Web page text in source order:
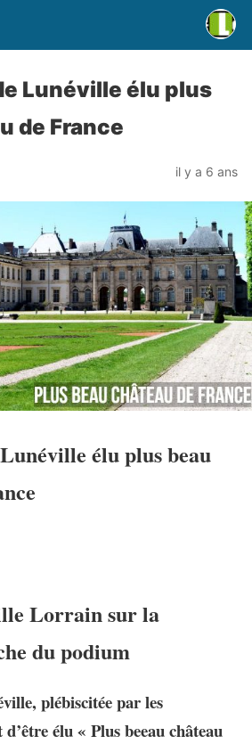
Lunéville élu plus
de France
il y a 6 ans
élu plus beau
Lorrain sur la
du podium
plébiscitée par les
élu « Plus beeau château